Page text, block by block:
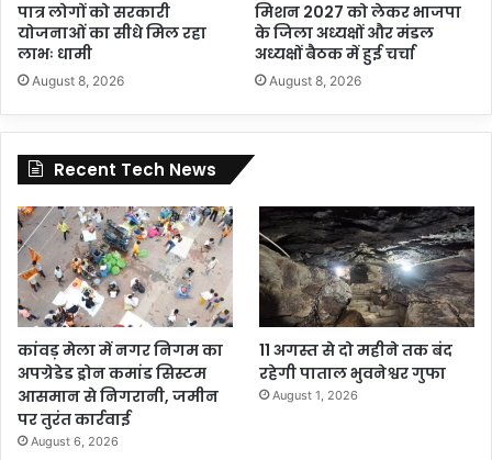
पात्र लोगों को सरकारी
योजनाओं का सीधे मिल रहा
लाभः धामी
August 8, 2026
मिशन 2027 को लेकर भाजपा
के जिला अध्यक्षों और मंडल
अध्यक्षों बैठक में हुई चर्चा
August 8, 2026
Recent Tech News
कांवड़ मेला में नगर निगम का
अपग्रेडेड ड्रोन कमांड सिस्टम
आसमान से निगरानी, जमीन
पर तुरंत कार्रवाई
August 6, 2026
11 अगस्त से दो महीने तक बंद
रहेगी पाताल भुवनेश्वर गुफा
August 1, 2026